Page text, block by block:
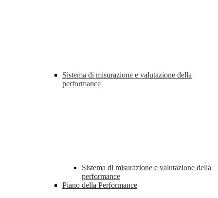
Sistema di misurazione e valutazione della
performance
Sistema di misurazione e valutazione della
performance
Piano della Performance